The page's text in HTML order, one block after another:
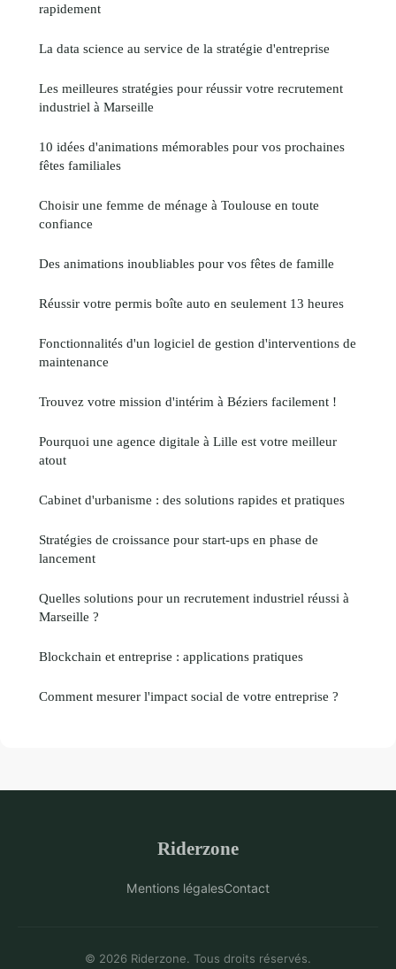
rapidement
La data science au service de la stratégie d'entreprise
Les meilleures stratégies pour réussir votre recrutement
industriel à Marseille
10 idées d'animations mémorables pour vos prochaines
fêtes familiales
Choisir une femme de ménage à Toulouse en toute
confiance
Des animations inoubliables pour vos fêtes de famille
Réussir votre permis boîte auto en seulement 13 heures
Fonctionnalités d'un logiciel de gestion d'interventions de
maintenance
Trouvez votre mission d'intérim à Béziers facilement !
Pourquoi une agence digitale à Lille est votre meilleur
atout
Cabinet d'urbanisme : des solutions rapides et pratiques
Stratégies de croissance pour start-ups en phase de
lancement
Quelles solutions pour un recrutement industriel réussi à
Marseille ?
Blockchain et entreprise : applications pratiques
Comment mesurer l'impact social de votre entreprise ?
Riderzone
Mentions légalesContact
© 2026 Riderzone. Tous droits réservés.